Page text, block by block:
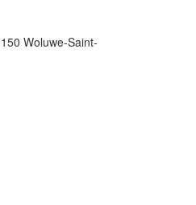
Woluwe-Saint-